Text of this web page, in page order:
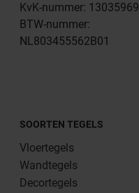
KvK-nummer: 13035969
BTW-nummer:
NL803455562B01
SOORTEN TEGELS
Vloertegels
Wandtegels
Decortegels